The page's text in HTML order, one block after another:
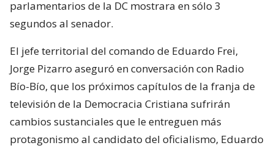
parlamentarios de la DC mostrara en sólo 3
segundos al senador.
El jefe territorial del comando de Eduardo Frei,
Jorge Pizarro aseguró en conversación con Radio
Bío-Bío, que los próximos capítulos de la franja de
televisión de la Democracia Cristiana sufrirán
cambios sustanciales que le entreguen más
protagonismo al candidato del oficialismo, Eduardo